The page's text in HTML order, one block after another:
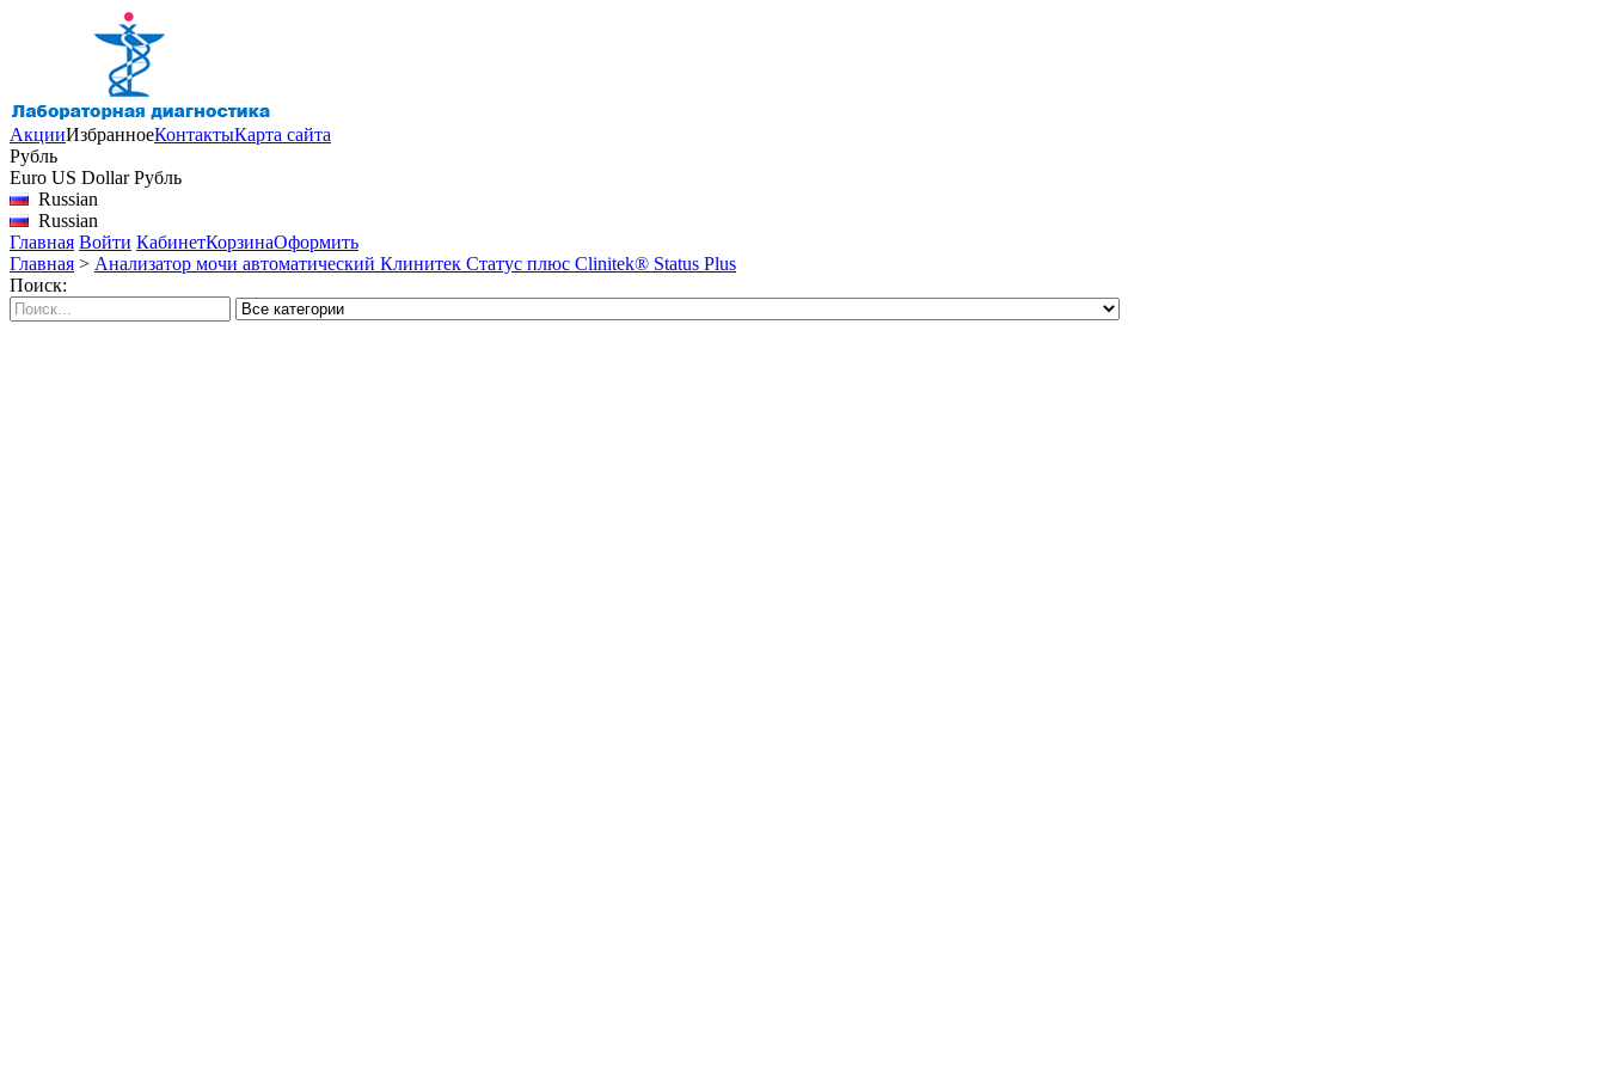
АкцииИзбранноеКонтактыКарта сайта
Рубль
Euro US Dollar Рубль
Russian
Russian
Главная Войти КабинетКорзинаОформить
Главная > Анализатор мочи автоматический Клинитек Статус плюс Clinitek® Status Plus
Поиск: